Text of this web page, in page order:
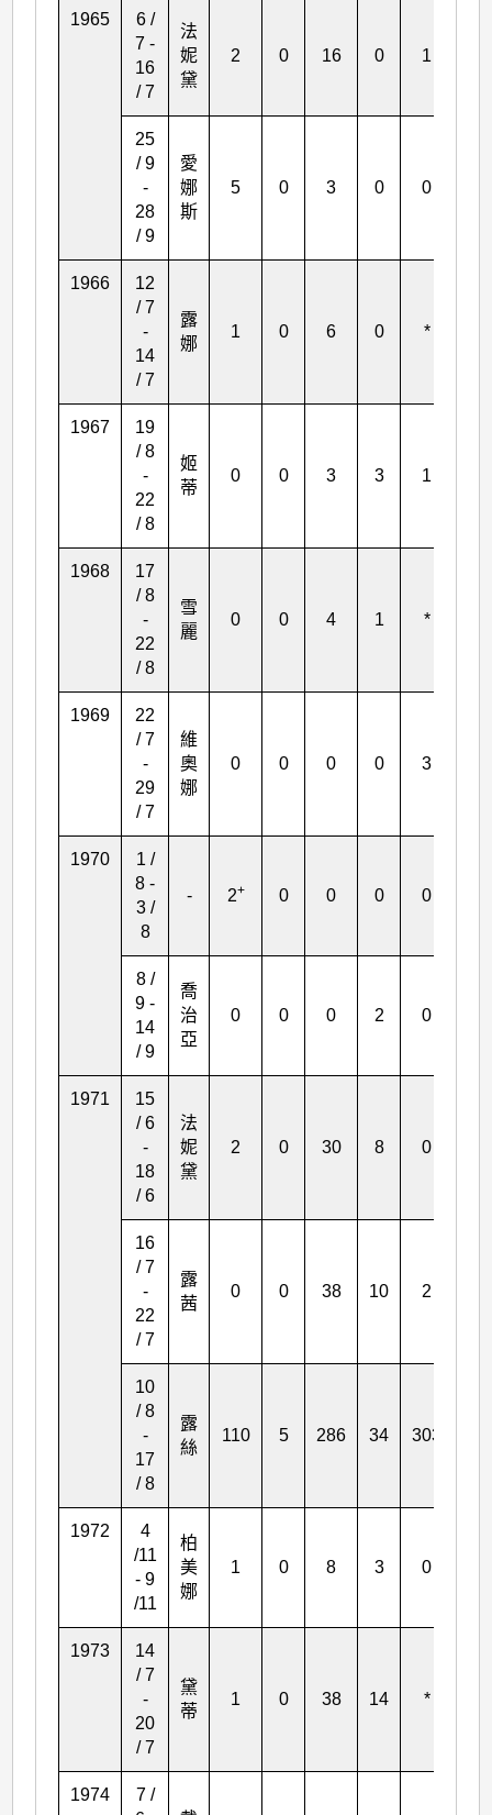
1965
6 /
7 -
16
/ 7
法
妮
黛
2 0 16 0 1
25
/ 9
-
28
/ 9
愛
娜
斯
5 0 3 0 0
1966
12
/ 7
-
14
/ 7
露
娜
1 0 6 0 *
1967
19
/ 8
-
22
/ 8
姬
蒂
0 0 3 3 1
1968
17
/ 8
-
22
/ 8
雪
麗
0 0 4 1 *
1969
22
/ 7
-
29
/ 7
維
奧
娜
0 0 0 0 3
1970
1 /
8 -
3 /
8
- 2+ 0 0 0 0
8 /
9 -
14
/ 9
喬
治
亞
0 0 0 2 0
1971
15
/ 6
-
18
/ 6
法
妮
黛
2 0 30 8 0
16
/ 7
-
22
/ 7
露
茜
0 0 38 10 2
10
/ 8
-
17
/ 8
露
絲
110 5 286 34 303
1972
4
/11
- 9
/11
柏
美
娜
1 0 8 3 0
1973
14
/ 7
-
20
/ 7
黛
蒂
1 0 38 14 *
1974
7 /